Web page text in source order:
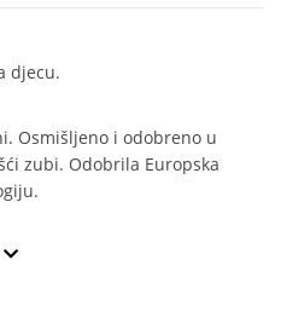
djecu.
Osmišljeno i odobreno u
zubi. Odobrila Europska